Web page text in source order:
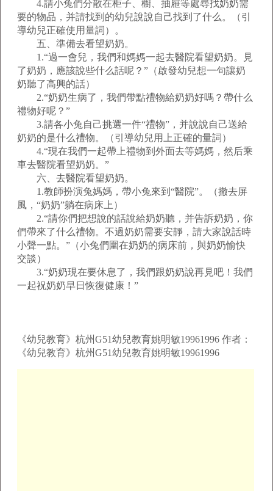
4.請小兔們分散在柜子、櫥、抽屜等處尋找奶奶需
要的物品，并請找到的幼兒說說自己找到了什么。（引
導幼兒正確使用量詞）。
五、準備去看望奶奶。
1.“過一會兒，我們和媽媽一起去醫院看望奶奶。見
了奶奶，應該說些什么話呢？”（啟發幼兒想一句讓奶
奶聽了高興的話）
2.“奶奶生病了，我們帶點禮物給奶奶好嗎？帶什么
禮物好呢？”
3.請各小兔自己挑選一件“禮物”，并說說自己送給
奶奶的是什么禮物。（引導幼兒用上正確的量詞）
4.“現在我們一起帶上禮物到外面去等媽媽，然后乘
車去醫院看望奶奶。”
六、去醫院看望奶奶。
1.教師扮演兔媽媽，帶小兔來到“醫院”。（撤去屏
風，“奶奶”躺在病床上）
2.“請你們把想說的話說給奶奶聽，并告訴奶奶，你
們帶來了什么禮物。不過奶奶需要安靜，請大家說話時
小聲一點。”（小兔們圍在奶奶的病床前，與奶奶愉快
交談）
3.“奶奶現在要休息了，我們跟奶奶說再見吧！我們
一起祝奶奶早日恢復健康！”
《幼兒教育》杭州G51幼兒教育姚明敏19961996 作者：
《幼兒教育》杭州G51幼兒教育姚明敏19961996